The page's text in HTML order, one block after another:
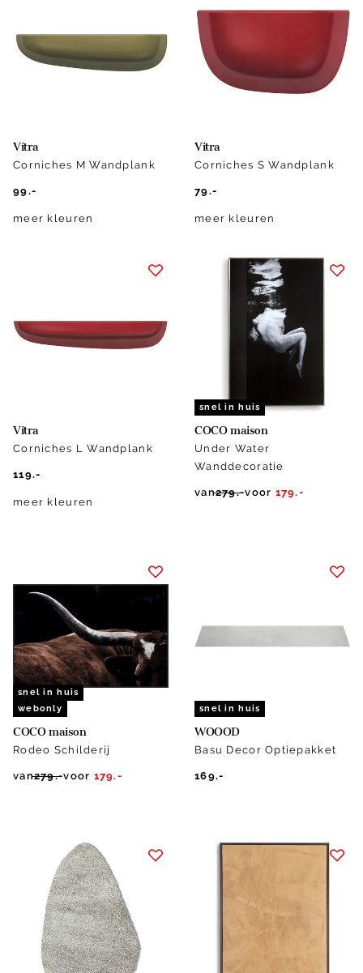
Vitra
Corniches M Wandplank
99.-
meer kleuren
Vitra
Corniches S Wandplank
79.-
meer kleuren
Vitra
Corniches L Wandplank
119.-
meer kleuren
snel in huis
COCO maison
Under Water
Wanddecoratie
van279.-voor 179.-
snel in huis
webonly
COCO maison
Rodeo Schilderij
van279.-voor 179.-
snel in huis
WOOOD
Basu Decor Optiepakket
169.-